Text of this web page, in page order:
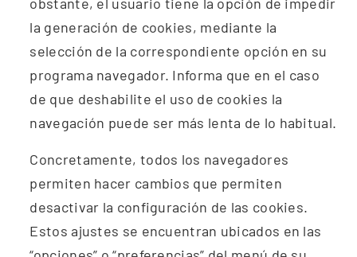
la generación de cookies, mediante la
selección de la correspondiente opción en su
programa navegador. Informa que en el caso
de que deshabilite el uso de cookies la
navegación puede ser más lenta de lo habitual.
Concretamente, todos los navegadores
permiten hacer cambios que permiten
desactivar la configuración de las cookies.
Estos ajustes se encuentran ubicados en las